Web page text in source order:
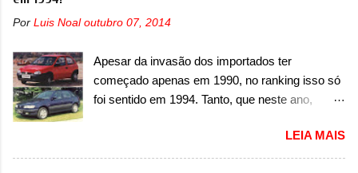
uma sobrecarga do microprocessador do
poderá causar a perda de força motriz,
requerendo a atualização do software do
modulo de...
motor 1.0 12v Turbo Flex, conhecido como
Strada soube ser mutável com avanços
importantes que a concorrência nunca
conseguiu acompanhar e agora ela abre uma
T200, que estreou nos irmãos Pulse e
Fastback. "A Fiat Strada é mais do que uma
Por Luis Noal outubro 07, 2014
Apesar da invasão dos importados ter
começado apenas em 1990, no ranking isso só
foi sentido em 1994. Tanto, que neste ano,
começar pelo Chevrolet Corsa, o mais
destacado deles no ranking que perdurou no
LEIA MAIS